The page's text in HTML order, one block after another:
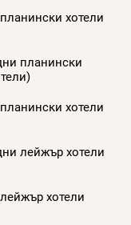
хотели
планински
хотели
лейжър хотели
хотели